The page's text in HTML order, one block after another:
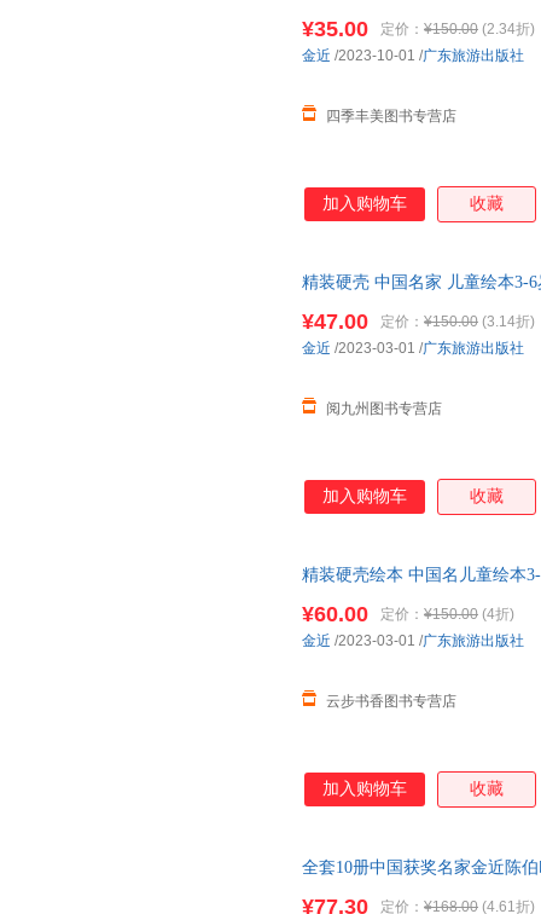
¥35.00 定价： ¥150.00 (2.34折)
四季丰美图书专营店
金近 /2023-10-01 /广东旅游出版社
加入购物车 收藏
精装硬壳 中国名家 儿童绘本3-
¥47.00 定价： ¥150.00 (3.14折)
阅九州图书专营店
金近 /2023-03-01 /广东旅游出版社
加入购物车 收藏
精装硬壳绘本 中国名儿童绘本
¥60.00 定价： ¥150.00 (4折)
云步书香图书专营店
金近 /2023-03-01 /广东旅游出版社
加入购物车 收藏
全套10册中国获奖名家金近陈
¥77.30 定价： ¥168.00 (4.61折)